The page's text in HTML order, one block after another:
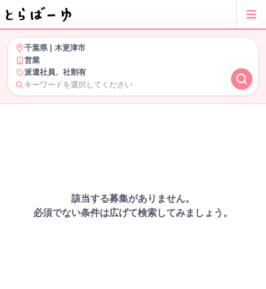
千葉県| 木更津市
営業
派遣社員、社割有
キーワードを選択してください
該当する募集がありません。
必須でない条件は広げて検索してみましょう。